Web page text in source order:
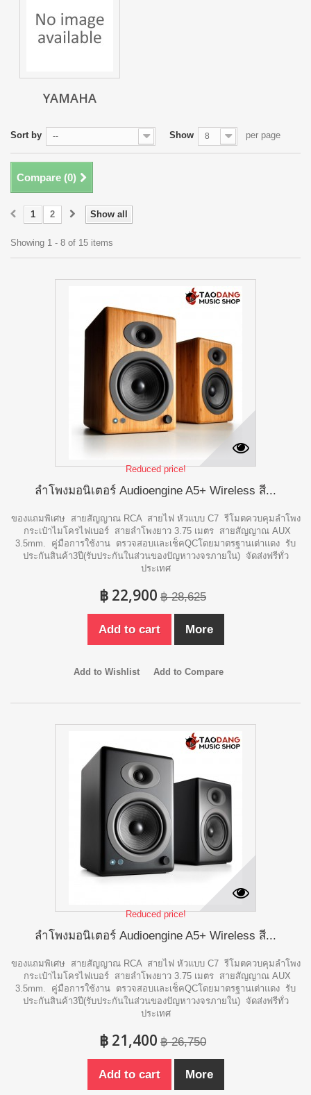
YAMAHA
Sort by -- Show 8 per page
Compare (0)
Show all
1 2
Showing 1 - 8 of 15 items
Reduced price!
ลำโพงมอนิเตอร์ Audioengine A5+ Wireless สี...
ของแถมพิเศษ สายสัญญาณ RCA สายไฟ หัวแบบ C7 รีโมตควบคุมลำโพง
กระเป๋าไมโครไฟเบอร์ สายลำโพงยาว 3.75 เมตร สายสัญญาณ AUX
3.5mm. คู่มือการใช้งาน ตรวจสอบและเช็คQCโดยมาตรฐานเต่าแดง รับ
ประกันสินค้า3ปี(รับประกันในส่วนของปัญหาวงจรภายใน) จัดส่งฟรีทั่ว
ประเทศ
฿ 22,900 ฿ 28,625
Add to cart More
Add to Wishlist Add to Compare
Reduced price!
ลำโพงมอนิเตอร์ Audioengine A5+ Wireless สี...
ของแถมพิเศษ สายสัญญาณ RCA สายไฟ หัวแบบ C7 รีโมตควบคุมลำโพง
กระเป๋าไมโครไฟเบอร์ สายลำโพงยาว 3.75 เมตร สายสัญญาณ AUX
3.5mm. คู่มือการใช้งาน ตรวจสอบและเช็คQCโดยมาตรฐานเต่าแดง รับ
ประกันสินค้า3ปี(รับประกันในส่วนของปัญหาวงจรภายใน) จัดส่งฟรีทั่ว
ประเทศ
฿ 21,400 ฿ 26,750
Add to cart More